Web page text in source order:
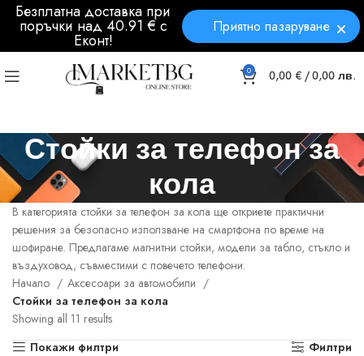
Безплатна доставка при
поръчки над 40.91 € с
Еконт!
Приятно пазаруване
0 0,00 € / 0,00 лв.
Стойки за телефон за
кола
В категорията стойки за телефон за кола ще откриете практични
решения за безопасно използване на смартфона по време на
шофиране. Предлагаме магнитни стойки, модели за табло, стъкло и
въздуховод, съвместими с повечето телефони.
Начало
Аксесоари за автомобили
Стойки за телефон за кола
Showing all 11 results
Покажи филтри
Филтри